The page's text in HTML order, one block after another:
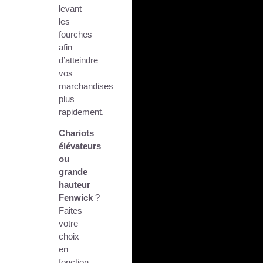
levant
les
fourches
afin
d’atteindre
vos
marchandises
plus
rapidement.
Chariots
élévateurs
ou
grande
hauteur
Fenwick ?
Faites
votre
choix
en